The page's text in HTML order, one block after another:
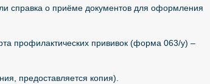
справка о приёме документов для оформления
профилактических прививок (форма 063/у) –
предоставляется копия).